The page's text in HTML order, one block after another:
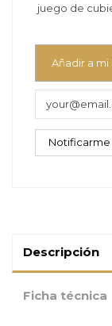
juego de
Añadir a
Descripción
Ficha técnica